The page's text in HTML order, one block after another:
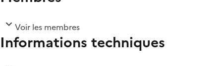
Voir les membres
Informations techniques